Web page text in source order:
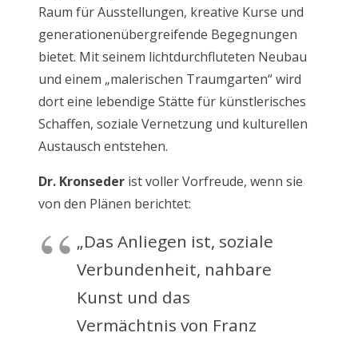
Raum für Ausstellungen, kreative Kurse und
generationenübergreifende Begegnungen
bietet. Mit seinem lichtdurchfluteten Neubau
und einem „malerischen Traumgarten“ wird
dort eine lebendige Stätte für künstlerisches
Schaffen, soziale Vernetzung und kulturellen
Austausch entstehen.
Dr. Kronseder ist voller Vorfreude, wenn sie
von den Plänen berichtet:
„Das Anliegen ist, soziale
Verbundenheit, nahbare
Kunst und das
Vermächtnis von Franz